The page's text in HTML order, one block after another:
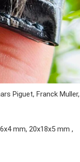
Piguet, Franck Muller,
mm, 20x18x5 mm ,